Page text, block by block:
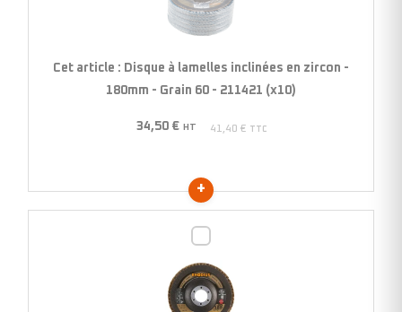
inclinées
en
-
Cet article : Disque à lamelles inclinées en zircon -
180mm - Grain 60 - 211421 (x10)
34,50 € HT 41,40 € TTC
lamelles
inclinées